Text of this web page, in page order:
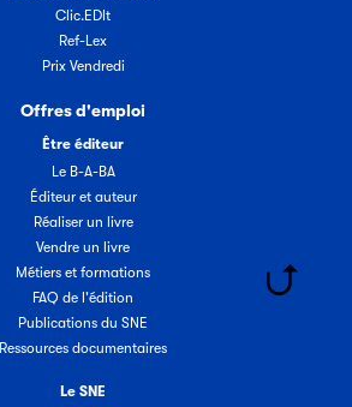
Clic.EDIt
Ref-Lex
Prix Vendredi
Offres d'emploi
Être éditeur
Le B-A-BA
Éditeur et auteur
Réaliser un livre
Vendre un livre
Métiers et formations
FAQ de l'édition
Publications du SNE
Ressources documentaires
Le SNE